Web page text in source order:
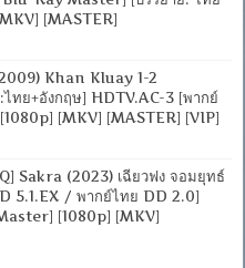
[MASTER]
Khan Kluay 1-2
ทย+อังกฤษ] HDTV.AC-3 [พากย์
[MKV] [MASTER] [VIP]
Sakra (2023) เฉียวฟง จอมยุทธ์
5.1.EX / พากย์ไทย DD 2.0]
[1080p] [MKV]